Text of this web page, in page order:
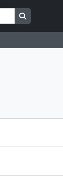
Busque